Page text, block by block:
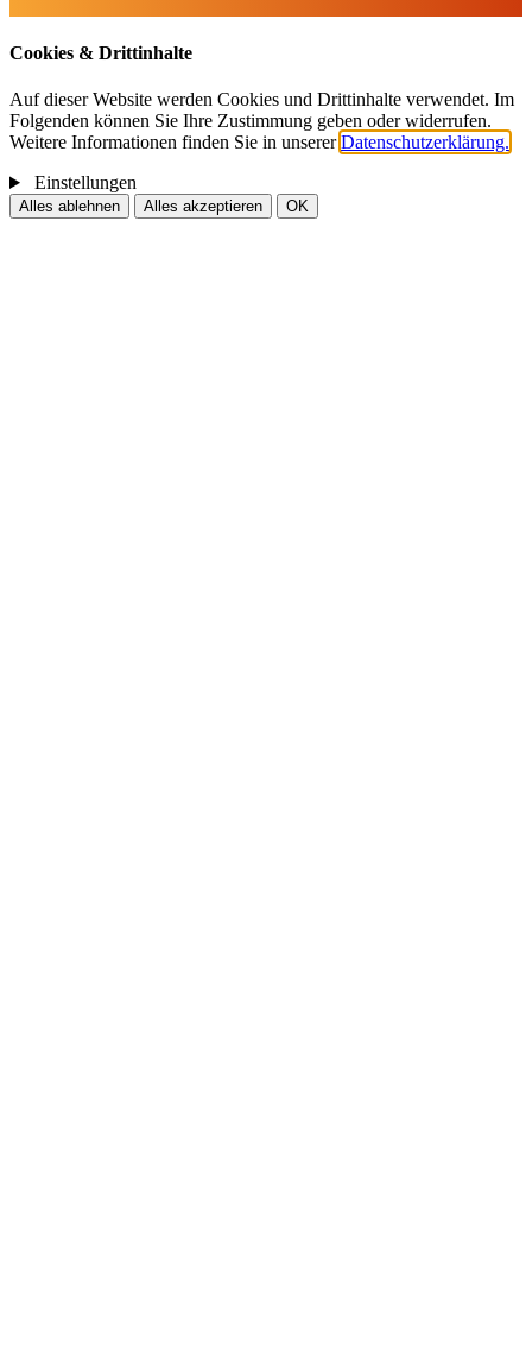
Cookies & Drittinhalte
Auf dieser Website werden Cookies und Drittinhalte verwendet. Im
Folgenden können Sie Ihre Zustimmung geben oder widerrufen.
Weitere Informationen finden Sie in unsererDatenschutzerklärung.
Einstellungen
Alles ablehnen Alles akzeptieren OK